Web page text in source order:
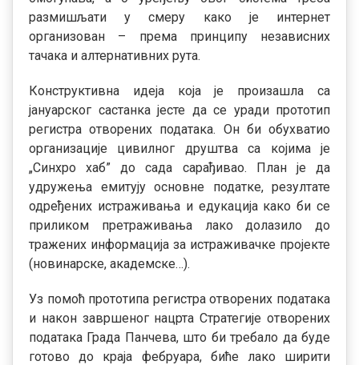
размишљати у смеру како је интернет
организован – према принципу независних
тачака и алтернативних рута.
Конструктивна идеја која је произашла са
јануарског састанка јесте да се уради прототип
регистра отворених података. Он би обухватио
организације цивилног друштва са којима је
„Синхро хаб” до сада сарађивао. План је да
удружења емитују основне податке, резултате
одређених истраживања и едукација како би се
приликом претраживања лако долазило до
тражених информација за истраживачке пројекте
(новинарске, академске…).
Уз помоћ прототипа регистра отворених података
и након завршеног нацрта Стратегије отворених
података Града Панчева, што би требало да буде
готово до краја фебруара, биће лако ширити